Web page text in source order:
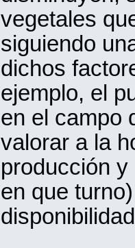
vegetales
siguiendo
dichos
ejemplo, el
en el campo
valorar a la
producción
en que